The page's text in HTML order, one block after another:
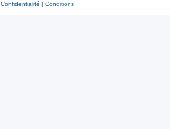
Confidentialité | Conditions